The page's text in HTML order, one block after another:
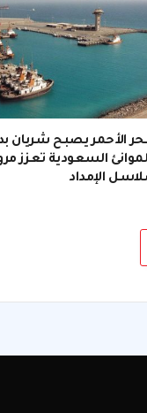
الأحمر يصبح شريان
السعودية تعزز
الإمداد